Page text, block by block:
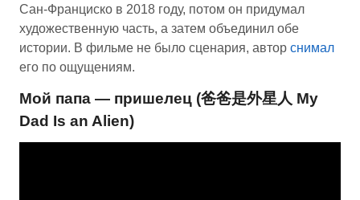
Сан-Франциско в 2018 году, потом он придумал
художественную часть, а затем объединил обе
истории. В фильме не было сценария, автор снимал
его по ощущениям.
Мой папа — пришелец (爸爸是外星人 My
Dad Is an Alien)